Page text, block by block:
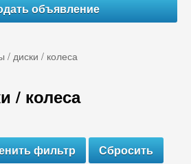
объявление
диски / колеса
/ колеса